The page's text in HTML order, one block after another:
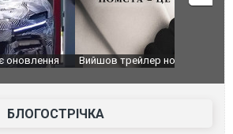
нової екранізації легендарного
Томаса Крауна"
БЛОГОСТРІЧКА